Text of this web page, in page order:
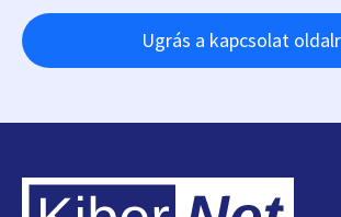
Ugrás a kapcsolat